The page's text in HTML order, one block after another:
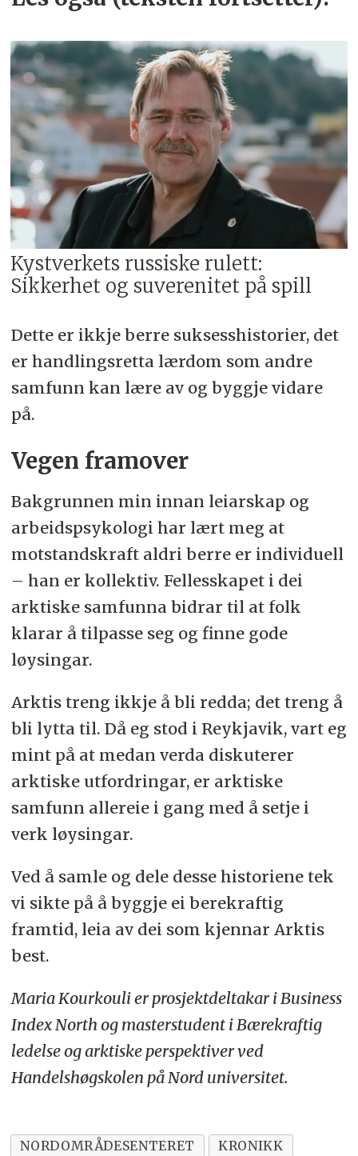
Kystverkets russiske rulett:
Sikkerhet og suverenitet på spill
Dette er ikkje berre suksesshistorier, det
er handlingsretta lærdom som andre
samfunn kan lære av og byggje vidare
på.
Vegen framover
Bakgrunnen min innan leiarskap og
arbeidspsykologi har lært meg at
motstandskraft aldri berre er individuell
– han er kollektiv. Fellesskapet i dei
arktiske samfunna bidrar til at folk
klarar å tilpasse seg og finne gode
løysingar.
Arktis treng ikkje å bli redda; det treng å
bli lytta til. Då eg stod i Reykjavik, vart eg
mint på at medan verda diskuterer
arktiske utfordringar, er arktiske
samfunn allereie i gang med å setje i
verk løysingar.
Ved å samle og dele desse historiene tek
vi sikte på å byggje ei berekraftig
framtid, leia av dei som kjennar Arktis
best.
Maria Kourkouli er prosjektdeltakar i Business
Index North og masterstudent i Bærekraftig
ledelse og arktiske perspektiver ved
Handelshøgskolen på Nord universitet.
NORDOMRÅDESENTERET
KRONIKK